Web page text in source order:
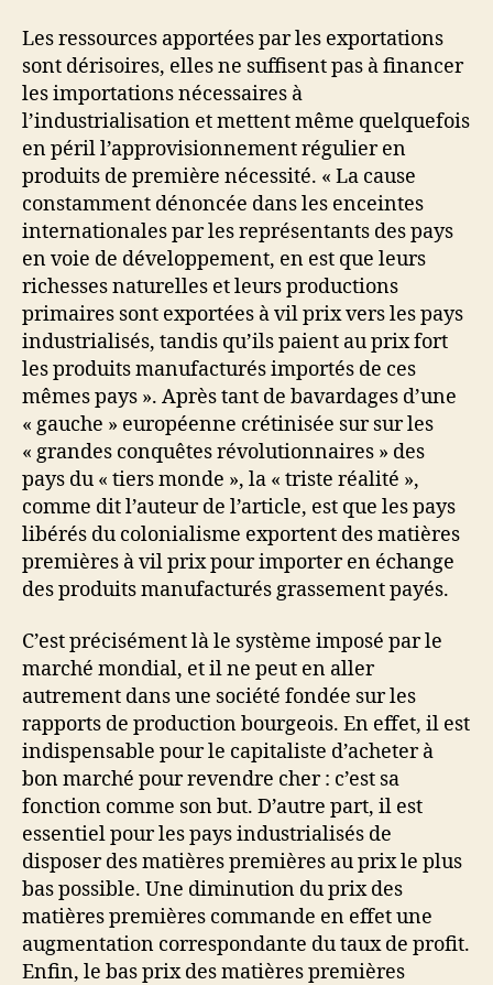
Les ressources apportées par les exportations
sont dérisoires, elles ne suffisent pas à financer
les importations nécessaires à
l’industrialisation et mettent même quelquefois
en péril l’approvisionnement régulier en
produits de première nécessité. « La cause
constamment dénoncée dans les enceintes
internationales par les représentants des pays
en voie de développement, en est que leurs
richesses naturelles et leurs productions
primaires sont exportées à vil prix vers les pays
industrialisés, tandis qu’ils paient au prix fort
les produits manufacturés importés de ces
mêmes pays ». Après tant de bavardages d’une
« gauche » européenne crétinisée sur sur les
« grandes conquêtes révolutionnaires » des
pays du « tiers monde », la « triste réalité »,
comme dit l’auteur de l’article, est que les pays
libérés du colonialisme exportent des matières
premières à vil prix pour importer en échange
des produits manufacturés grassement payés.
C’est précisément là le système imposé par le
marché mondial, et il ne peut en aller
autrement dans une société fondée sur les
rapports de production bourgeois. En effet, il est
indispensable pour le capitaliste d’acheter à
bon marché pour revendre cher : c’est sa
fonction comme son but. D’autre part, il est
essentiel pour les pays industrialisés de
disposer des matières premières au prix le plus
bas possible. Une diminution du prix des
matières premières commande en effet une
augmentation correspondante du taux de profit.
Enfin, le bas prix des matières premières